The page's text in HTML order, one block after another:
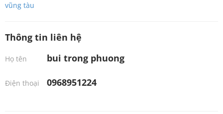
vũng tàu
Thông tin liên hệ
Họ tên bui trong phuong
Điện thoại 0968951224